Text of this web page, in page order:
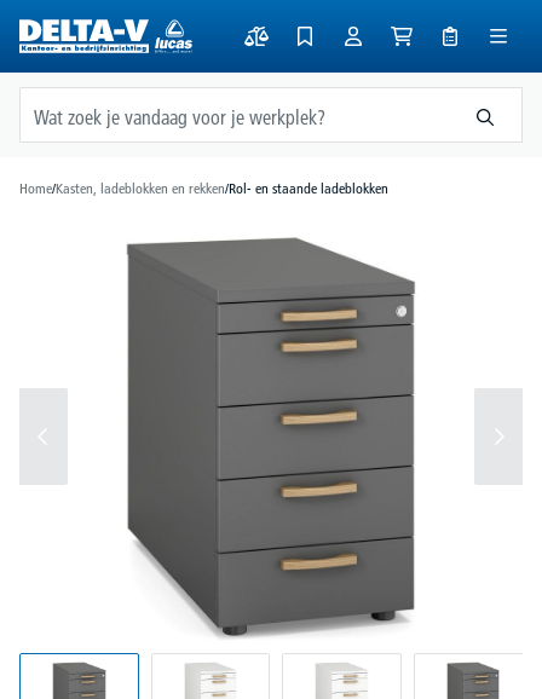
Home/Kasten, ladeblokken en rekken/Rol- en staande ladeblokken